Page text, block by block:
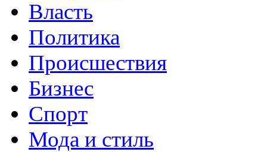
Власть
Политика
Происшествия
Бизнес
Спорт
Мода и стиль